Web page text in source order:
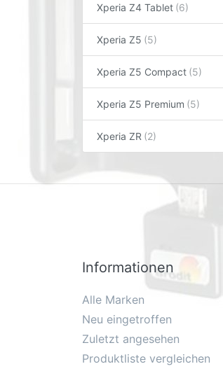
Xperia Z4 Tablet
Xperia Z5
Xperia Z5 Compact
Xperia Z5 Premium
Xperia ZR
Informationen
Alle Marken
Neu eingetroffen
Zuletzt angesehen
Produktliste vergleichen